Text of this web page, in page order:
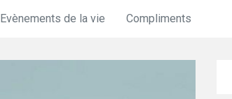
Evènements de la vie Compliments